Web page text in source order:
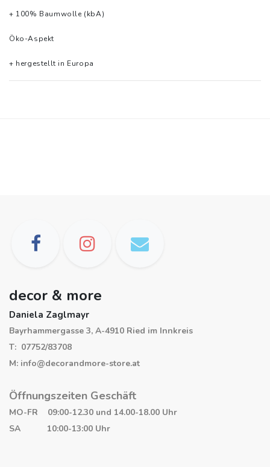
+ 100% Baumwolle (kbA)
Öko-Aspekt
+ hergestellt in Europa
decor & more
Daniela Zaglmayr
Bayrhammergasse 3, A-4910 Ried im Innkreis
T: 07752/83708
M: info@decorandmore-store.at
Öffnungszeiten Geschäft
MO-FR 09:00-12.30 und 14.00-18.00 Uhr
SA 10:00-13:00 Uhr